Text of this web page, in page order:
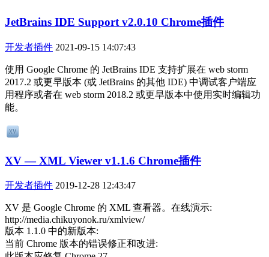
JetBrains IDE Support v2.0.10 Chrome插件
开发者插件 2021-09-15 14:07:43
使用 Google Chrome 的 JetBrains IDE 支持扩展在 web storm
2017.2 或更早版本 (或 JetBrains 的其他 IDE) 中调试客户端应
用程序或者在 web storm 2018.2 或更早版本中使用实时编辑功
能。
XV — XML Viewer v1.1.6 Chrome插件
开发者插件 2019-12-28 12:43:47
XV 是 Google Chrome 的 XML 查看器。在线演示:
http://media.chikuyonok.ru/xmlview/
版本 1.1.0 中的新版本:
当前 Chrome 版本的错误修正和改进: